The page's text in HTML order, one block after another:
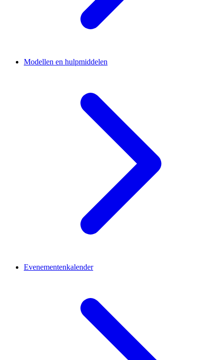
Modellen en hulpmiddelen
Evenementenkalender